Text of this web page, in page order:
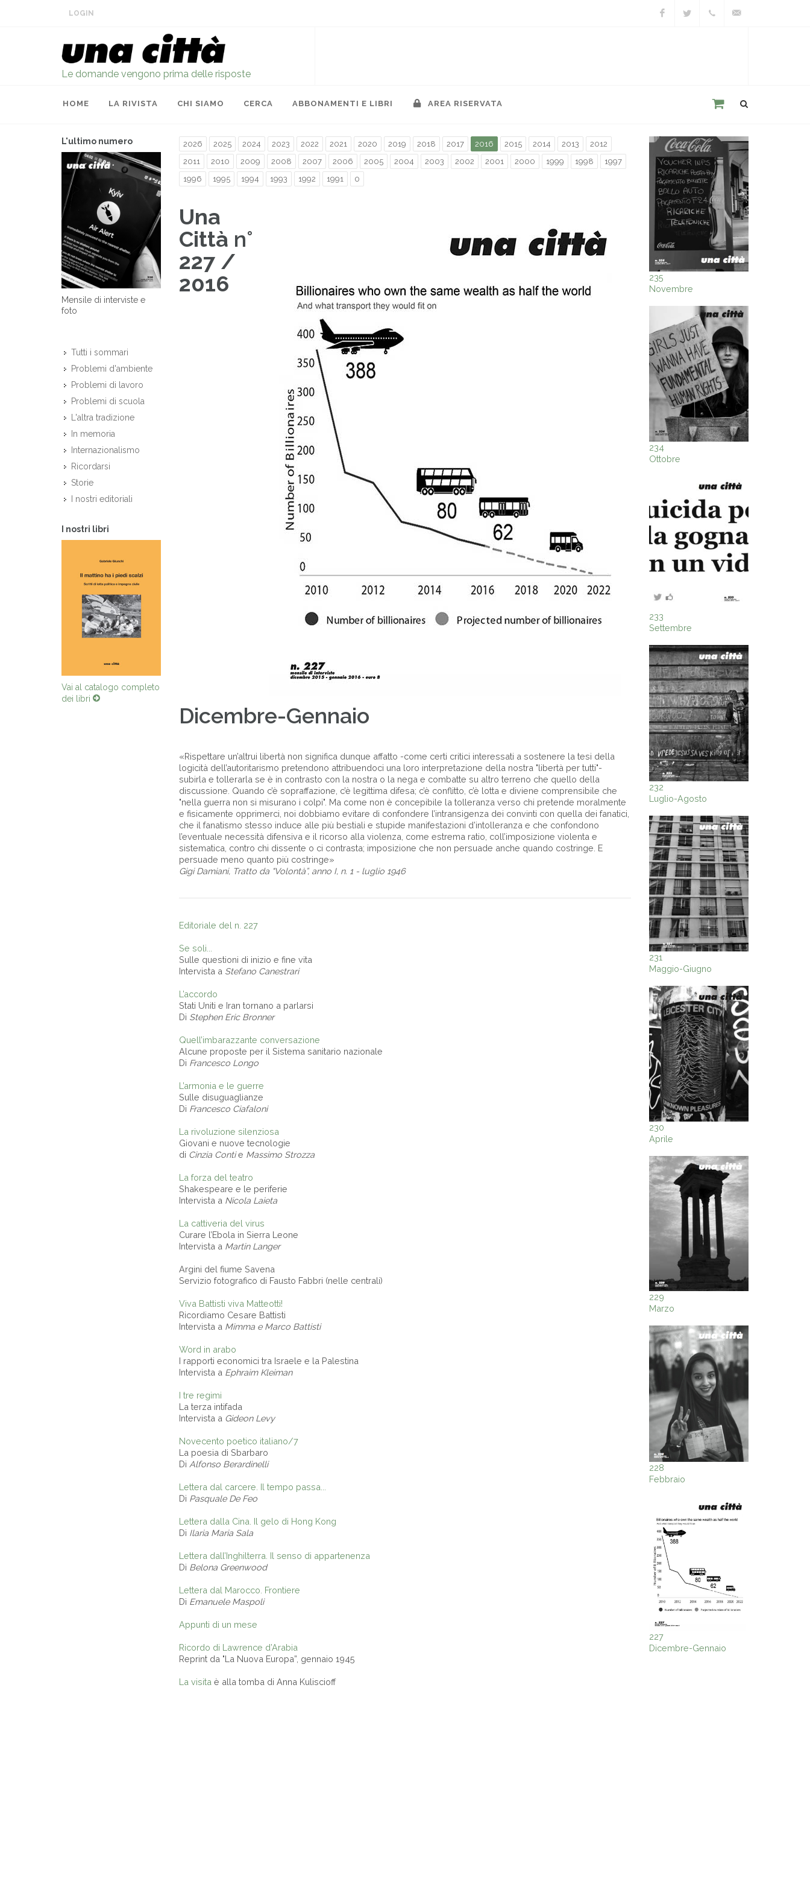
LOGIN
Le domande vengono prima delle risposte
HOME LA RIVISTA CHI SIAMO CERCA ABBONAMENTI E LIBRI AREA RISERVATA
L'ultimo numero
Mensile di interviste e
foto
Tutti i sommari
Problemi d'ambiente
Problemi di lavoro
Problemi di scuola
L'altra tradizione
In memoria
Internazionalismo
Ricordarsi
Storie
I nostri editoriali
I nostri libri
Vai al catalogo completo
dei libri
2026 2025 2024 2023 2022 2021 2020 2019 2018 2017 2016 2015 2014 2013
2012
2011
2010 2009 2008 2007 2006 2005 2004 2003 2002 2001 2000 1999 1998
1997
1996
1995 1994 1993 1992 1991 0
Una
Città n°
227 /
2016
Dicembre-Gennaio
«Rispettare un’altrui libertà non significa dunque affatto -come certi critici interessati a sostenere la tesi della
logicità dell’autoritarismo pretendono attribuendoci una loro interpretazione della nostra "libertà per tutti"-
subirla e tollerarla se è in contrasto con la nostra o la nega e combatte su altro terreno che quello della
discussione. Quando c’è sopraffazione, c’è legittima difesa; c’è conflitto, c’è lotta e diviene comprensibile che
"nella guerra non si misurano i colpi". Ma come non è concepibile la tolleranza verso chi pretende moralmente
e fisicamente opprimerci, noi dobbiamo evitare di confondere l’intransigenza dei convinti con quella dei fanatici,
che il fanatismo stesso induce alle più bestiali e stupide manifestazioni d’intolleranza e che confondono
l’eventuale necessità difensiva e il ricorso alla violenza, come estrema ratio, coll’imposizione violenta e
sistematica, contro chi dissente o ci contrasta; imposizione che non persuade anche quando costringe. E
persuade meno quanto più costringe»
Gigi Damiani, Tratto da "Volontà”, anno I, n. 1 - luglio 1946
Editoriale del n. 227
Se soli...
Sulle questioni di inizio e fine vita
Intervista a Stefano Canestrari
L’accordo
Stati Uniti e Iran tornano a parlarsi
Di Stephen Eric Bronner
Quell’imbarazzante conversazione
Alcune proposte per il Sistema sanitario nazionale
Di Francesco Longo
L’armonia e le guerre
Sulle disuguaglianze
Di Francesco Ciafaloni
La rivoluzione silenziosa
Giovani e nuove tecnologie
di Cinzia Contie Massimo Strozza
La forza del teatro
Shakespeare e le periferie
Intervista a Nicola Laieta
La cattiveria del virus
Curare l’Ebola in Sierra Leone
Intervista a Martin Langer
Argini del fiume Savena
Servizio fotografico di Fausto Fabbri (nelle centrali)
Viva Battisti viva Matteotti!
Ricordiamo Cesare Battisti
Intervista a Mimma e Marco Battisti
Word in arabo
I rapporti economici tra Israele e la Palestina
Intervista a Ephraim Kleiman
I tre regimi
La terza intifada
Intervista a Gideon Levy
Novecento poetico italiano/7
La poesia di Sbarbaro
Di Alfonso Berardinelli
Lettera dal carcere. Il tempo passa...
Di Pasquale De Feo
Lettera dalla Cina. Il gelo di Hong Kong
Di Ilaria Maria Sala
Lettera dall’Inghilterra. Il senso di appartenenza
Di Belona Greenwood
Lettera dal Marocco. Frontiere
Di Emanuele Maspoli
Appunti di un mese
Ricordo di Lawrence d’Arabia
Reprint da "La Nuova Europa”, gennaio 1945
La visita è alla tomba di Anna Kuliscioff
235
Novembre
234
Ottobre
233
Settembre
232
Luglio-Agosto
231
Maggio-Giugno
230
Aprile
229
Marzo
228
Febbraio
227
Dicembre-Gennaio